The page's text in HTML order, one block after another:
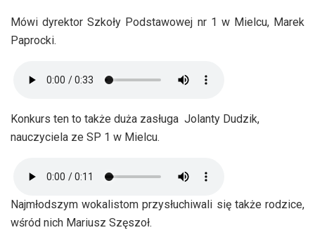
Mówi dyrektor Szkoły Podstawowej nr 1 w Mielcu, Marek
Paprocki.
Konkurs ten to także duża zasługa Jolanty Dudzik,
nauczyciela ze SP 1 w Mielcu.
Najmłodszym wokalistom przysłuchiwali się także rodzice,
wśród nich Mariusz Szęszoł.